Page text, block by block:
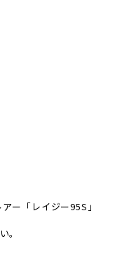
ー「レイジー95S」
。